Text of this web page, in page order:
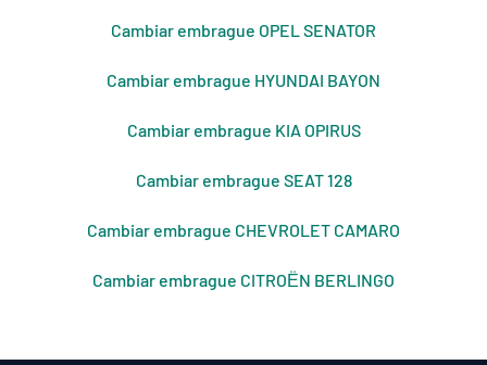
Cambiar embrague OPEL SENATOR
Cambiar embrague HYUNDAI BAYON
Cambiar embrague KIA OPIRUS
Cambiar embrague SEAT 128
Cambiar embrague CHEVROLET CAMARO
Cambiar embrague CITROЁN BERLINGO